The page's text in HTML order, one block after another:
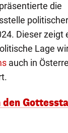
die
Dieser zeigt
Lage
auch in